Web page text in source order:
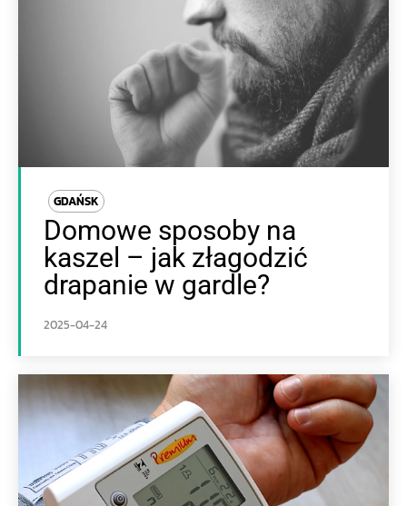
GDAŃSK
Domowe sposoby na
kaszel – jak złagodzić
drapanie w gardle?
2025-04-24